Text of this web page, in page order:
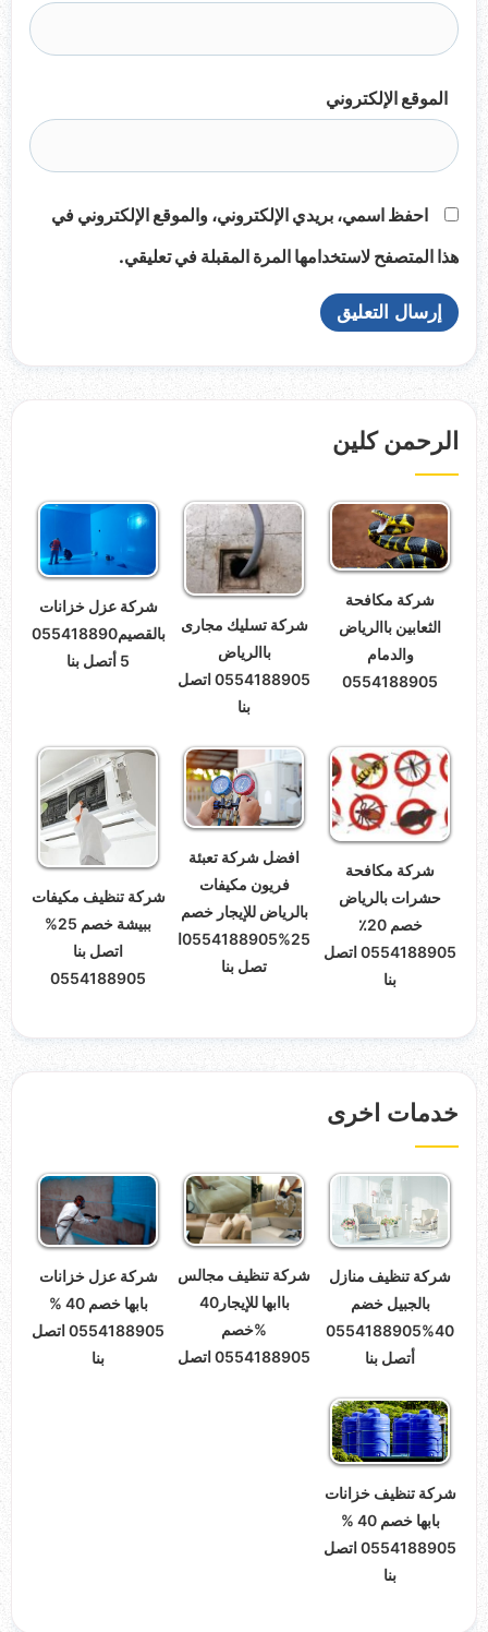
الموقع الإلكتروني
احفظ اسمي، بريدي الإلكتروني، والموقع الإلكتروني في
هذا المتصفح لاستخدامها المرة المقبلة في تعليقي.
الرحمن كلين
شركة مكافحة
الثعابين باالرياض
والدمام
0554188905
شركة تسليك مجارى
باالرياض
0554188905 اتصل
بنا
شركة عزل خزانات
بالقصيم055418890
5 أتصل بنا
شركة مكافحة
حشرات بالرياض
خصم 20٪
0554188905 اتصل
بنا
افضل شركة تعبئة
فريون مكيفات
بالرياض للإيجار خصم
25%0554188905ا
تصل بنا
شركة تنظيف مكيفات
ببيشة خصم 25%
اتصل بنا
0554188905
خدمات اخرى
شركة تنظيف منازل
بالجبيل خضم
40%0554188905
أتصل بنا
شركة تنظيف مجالس
باابها للإيجار40
%خصم
0554188905 اتصل
شركة عزل خزانات
بابها خصم 40 %
0554188905 اتصل
بنا
شركة تنظيف خزانات
بابها خصم 40 %
0554188905 اتصل
بنا